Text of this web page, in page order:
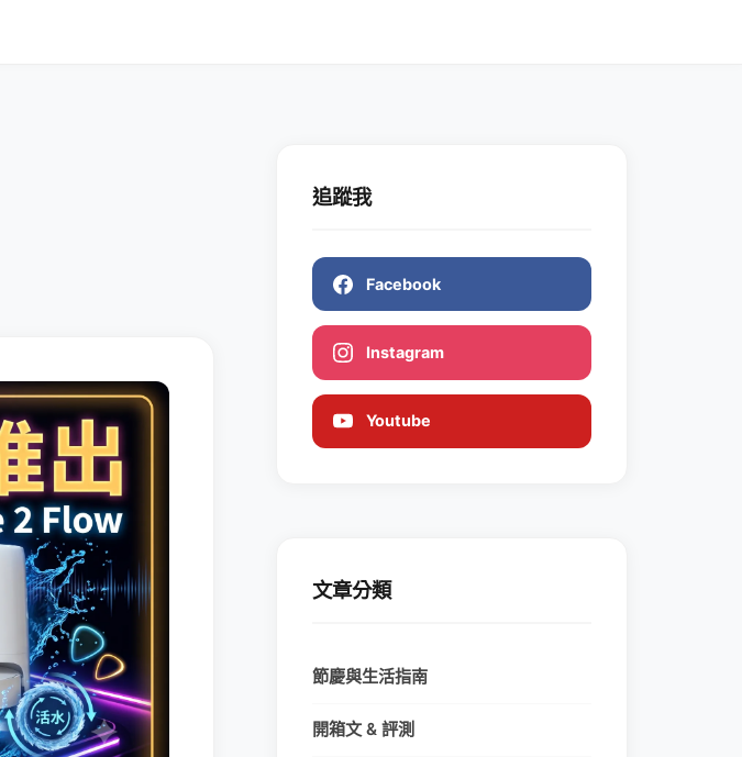
追蹤我
Facebook
Instagram
Youtube
文章分類
節慶與生活指南
開箱文 & 評測